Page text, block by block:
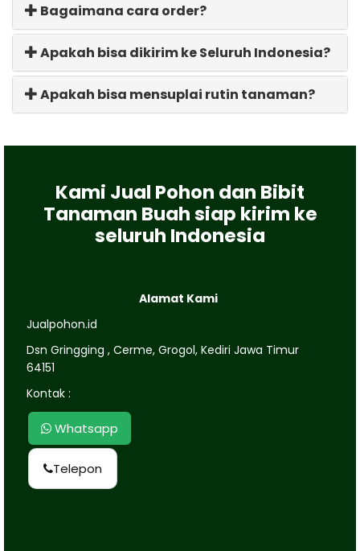
Bagaimana cara order?
Apakah bisa dikirim ke Seluruh Indonesia?
Apakah bisa mensuplai rutin tanaman?
Kami Jual Pohon dan Bibit
Tanaman Buah siap kirim ke
seluruh Indonesia
Alamat Kami
Jualpohon.id
Dsn Gringging , Cerme, Grogol, Kediri Jawa Timur
64151
Kontak :
Whatsapp
Telepon